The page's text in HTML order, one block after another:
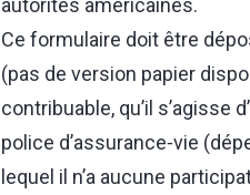
autorités américaines.
Ce formulaire doit être
(pas de version papier
contribuable, qu’il s’agisse
police d’assurance‑vie
lequel il n’a aucune